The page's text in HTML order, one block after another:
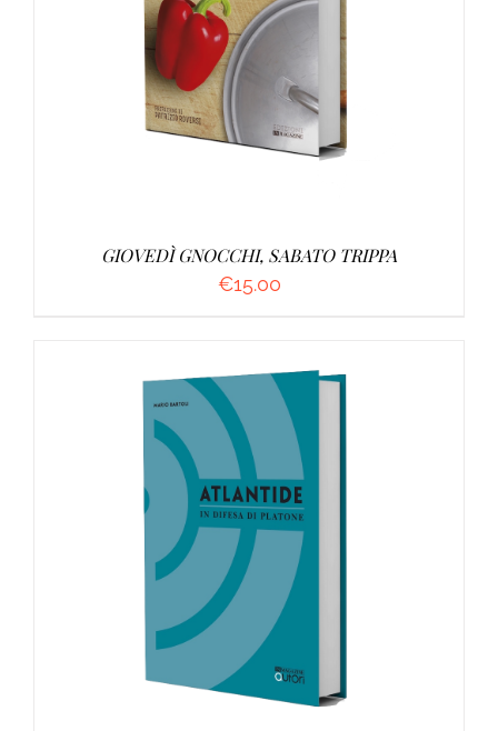
AGGIUNGI AL CARRELLO /
GIOVEDÌ GNOCCHI, SABATO TRIPPA
€15.00
AGGIUNGI AL CARRELLO /